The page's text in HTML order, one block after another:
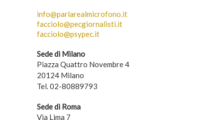
info@parlarealmicrofono.it
facciolo@pecgiornalisti.it
facciolo@psypec.it
Sede di Milano
Piazza Quattro Novembre 4
20124 Milano
Tel. 02-80889793
Sede di Roma
Via Lima 7